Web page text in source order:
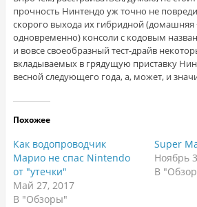
прочность Нинтендо уж точно не
скорого выхода их гибридной (домашняя
одновременно) консоли с кодовым
и вовсе своеобразный тест-драйв
вкладываемых в грядущую приставку
весной следующего года, а, может, и
Похожее
Как водопроводчик
Марио не спас Nintendo
от "утечки"
Май 27, 2017
В "Обзоры"
Super
Ноябрь
В